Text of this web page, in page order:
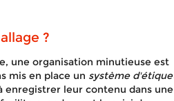
?
une organisation minutieuse est
mis en place un système
leur contenu dans une